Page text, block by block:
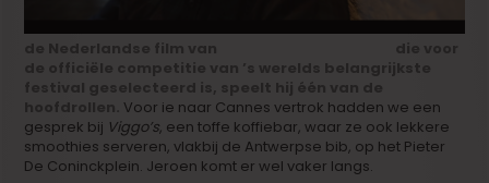
de Nederlandse film van
die voor
de officiële competitie van ’s werelds belangrijkste
festival geselecteerd is, speelt hij één van de
hoofdrollen. Voor ie naar Cannes vertrok hadden we een
gesprek bij Viggo’s, een toffe koffiebar, waar ze ook lekkere
smoothies serveren, vlakbij de Antwerpse bib, op het Pieter
De Coninckplein. Jeroen komt er wel vaker langs.